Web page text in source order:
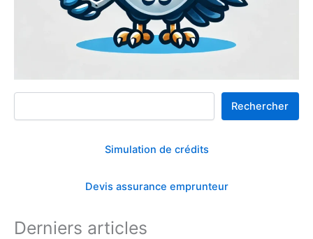
Rechercher
Rechercher
Simulation de crédits
Devis assurance emprunteur
Derniers articles